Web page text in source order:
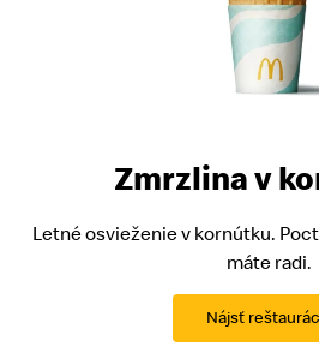
Zmrzlina v
Letné osvieženie v kornútku.
máte radi.
Nájsť